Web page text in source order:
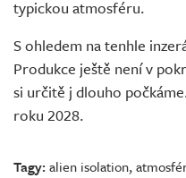
typickou atmosféru.
S ohledem na tenhle
Produkce ještě není v
si určitě j dlouho
roku 2028.
Tagy:alien isolation,